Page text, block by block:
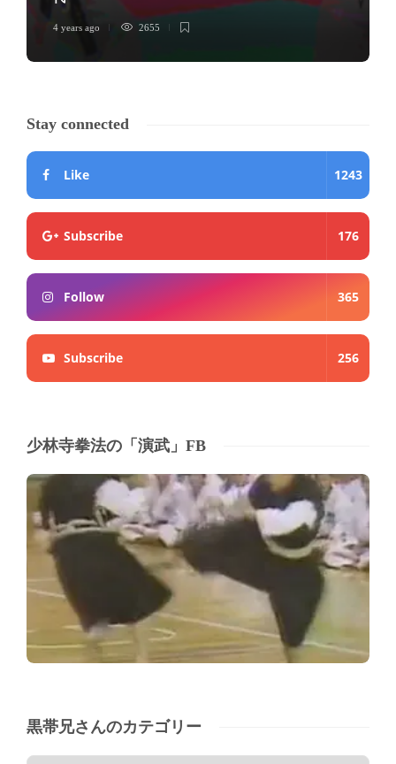
4 years ago 2655
Stay connected
Like 1243
Subscribe 176
Follow 365
Subscribe 256
少林寺拳法の「演武」FB
黒帯兄さんのカテゴリー